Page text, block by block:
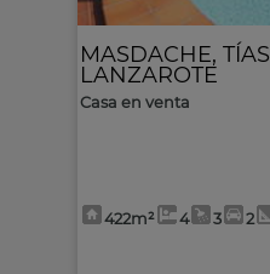
MASDACHE, TÍAS
LANZAROTE
Casa en venta
422m² 4 3 2